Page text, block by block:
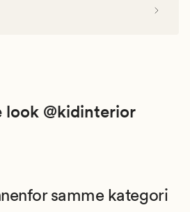
look @kidinterior
samme kategori